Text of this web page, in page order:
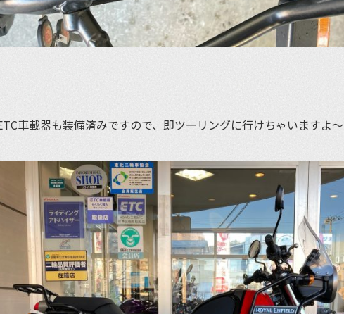
車載器も装備済みですので、即ツーリングに行けちゃいますよ〜